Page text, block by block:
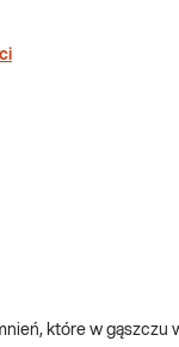
które w gąszczu